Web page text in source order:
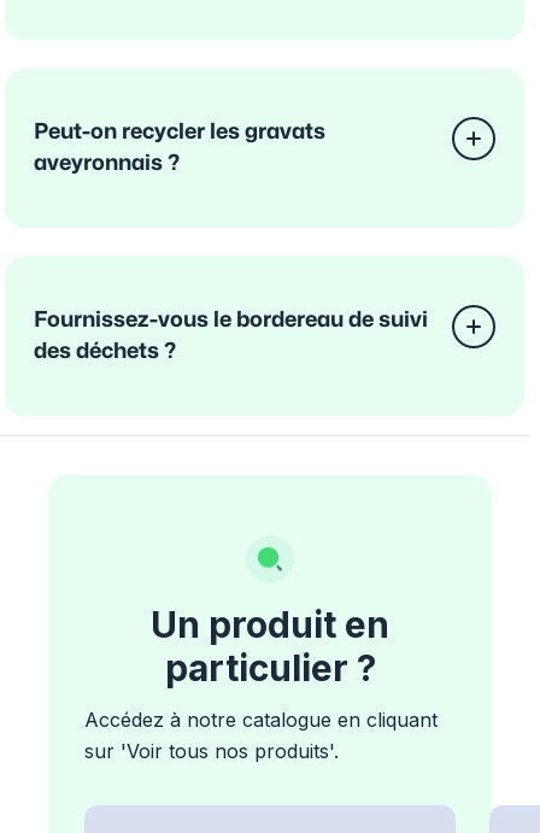
Peut-on recycler les gravats
aveyronnais ?
Fournissez-vous le bordereau de suivi
des déchets ?
Un produit en
particulier ?
Accédez à notre catalogue en cliquant
sur 'Voir tous nos produits'.